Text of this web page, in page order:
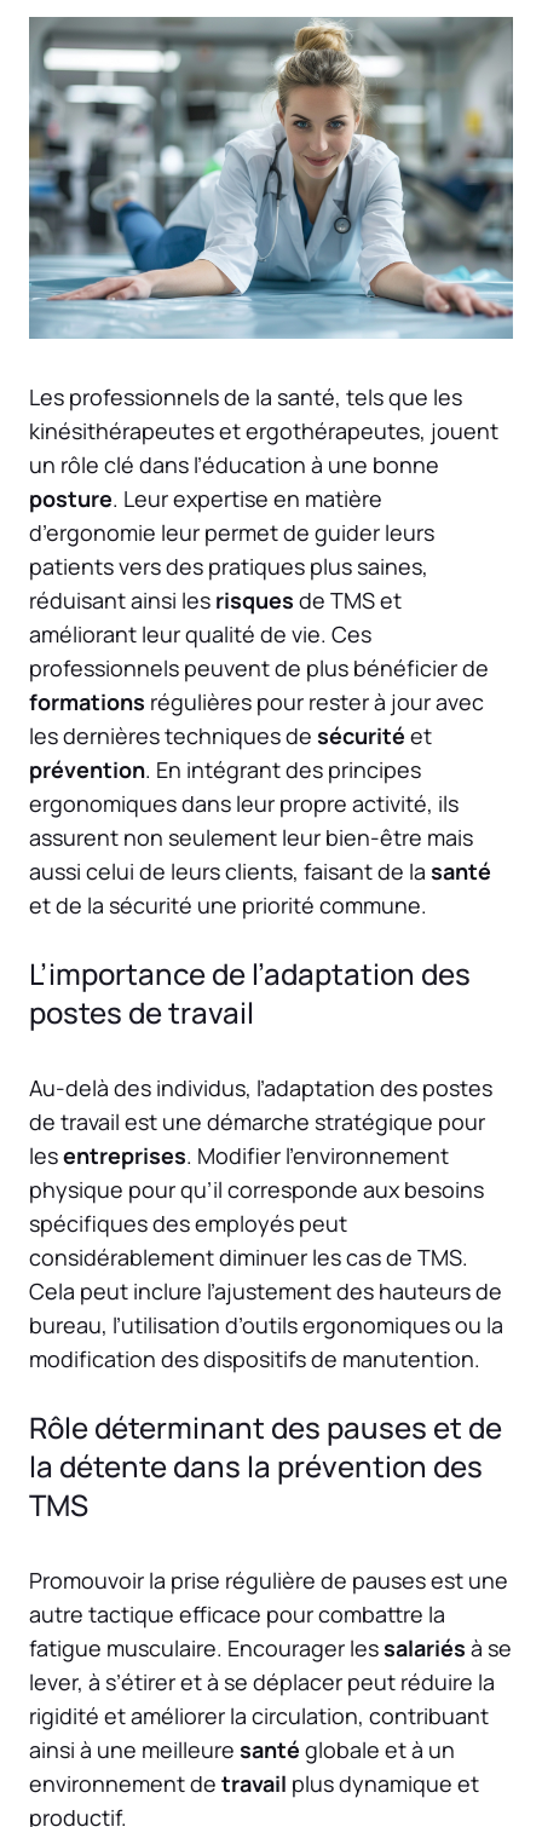
Les professionnels de la santé, tels que les
kinésithérapeutes et ergothérapeutes, jouent
un rôle clé dans l’éducation à une bonne
posture. Leur expertise en matière
d’ergonomie leur permet de guider leurs
patients vers des pratiques plus saines,
réduisant ainsi les risques de TMS et
améliorant leur qualité de vie. Ces
professionnels peuvent de plus bénéficier de
formations régulières pour rester à jour avec
les dernières techniques de sécurité et
prévention. En intégrant des principes
ergonomiques dans leur propre activité, ils
assurent non seulement leur bien-être mais
aussi celui de leurs clients, faisant de la santé
et de la sécurité une priorité commune.
L’importance de l’adaptation des
postes de travail
Au-delà des individus, l’adaptation des postes
de travail est une démarche stratégique pour
lesentreprises. Modifier l’environnement
physique pour qu’il corresponde aux besoins
spécifiques des employés peut
considérablement diminuer les cas de TMS.
Cela peut inclure l’ajustement des hauteurs de
bureau, l’utilisation d’outils ergonomiques ou la
modification des dispositifs de manutention.
Rôle déterminant des pauses et de
la détente dans la prévention des
TMS
Promouvoir la prise régulière de pauses est une
autre tactique efficace pour combattre la
fatigue musculaire. Encourager lessalariés à se
lever, à s’étirer et à se déplacer peut réduire la
rigidité et améliorer la circulation, contribuant
ainsi à une meilleure santé globale et à un
environnement de travail plus dynamique et
productif.